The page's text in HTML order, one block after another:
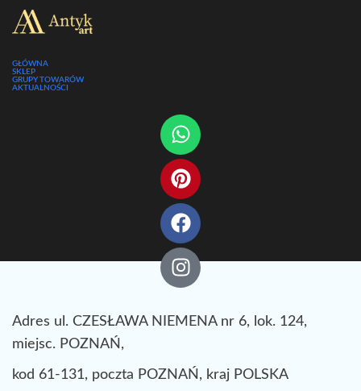
GŁÓWNA
SKLEP
GRUPY TOWARÓW
AKTUALNOŚCI
Adres ul. CZESŁAWA NIEMENA nr 6, lok. 124,
miejsc. POZNAŃ,
kod 61-131, poczta POZNAŃ, kraj POLSKA